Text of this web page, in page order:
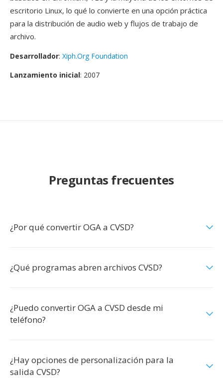
escritorio Linux, lo qué lo convierte en una opción práctica
para la distribución de audio web y flujos de trabajo de
archivo.
Desarrollador: Xiph.Org Foundation
Lanzamiento inicial: 2007
Preguntas frecuentes
¿Por qué convertir OGA a CVSD?
¿Qué programas abren archivos CVSD?
¿Puedo convertir OGA a CVSD desde mi
teléfono?
¿Hay opciones de personalización para la
salida CVSD?